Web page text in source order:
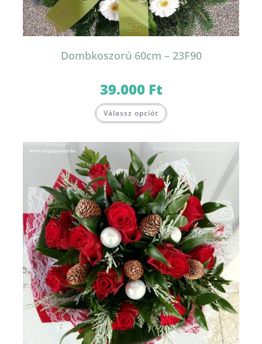
Dombkoszorú 60cm – 23F90
39.000 Ft
Válassz opciót